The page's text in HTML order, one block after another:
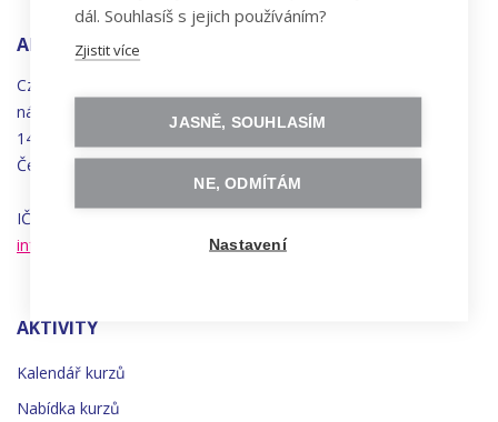
ADRESA
Czechitas, z.ú.
náměstí
Synků 1748/17
140 00 Praha 4 - Nusle
Česká republika
IČO 22834958 | DIČ CZ22834958
info@czechitas.cz
AKTIVITY
Kalendář kurzů
Nabídka kurzů
dál. Souhlasíš s jejich používáním?
Zjistit více
JASNĚ, SOUHLASÍM
NE, ODMÍTÁM
Nastavení